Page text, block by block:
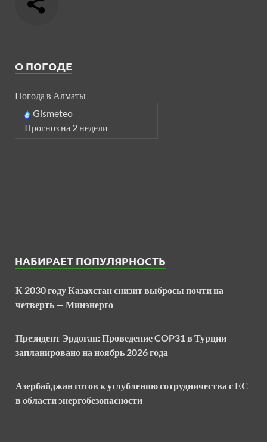
О ПОГОДЕ
Погода в Алматы
Gismeteo
Прогноз на 2 недели
НАБИРАЕТ ПОПУЛЯРНОСТЬ
К 2030 году Казахстан снизит выбросы почти на
четверть — Минэнерго
Президент Эрдоган: Проведение COP31 в Турции
запланировано на ноябрь 2026 года
Азербайджан готов к углублению сотрудничества с ЕС
в области энергобезопасности